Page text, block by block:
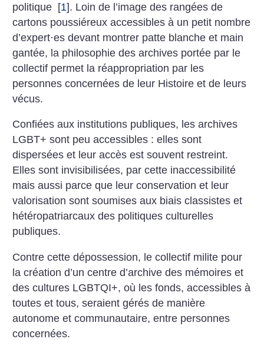
politique [1]. Loin de l’image des rangées de
cartons poussiéreux accessibles à un petit nombre
d’expert·es devant montrer patte blanche et main
gantée, la philosophie des archives portée par le
collectif permet la réappropriation par les
personnes concernées de leur Histoire et de leurs
vécus.
Confiées aux institutions publiques, les archives
LGBT+ sont peu accessibles : elles sont
dispersées et leur accès est souvent restreint.
Elles sont invisibilisées, par cette inaccessibilité
mais aussi parce que leur conservation et leur
valorisation sont soumises aux biais classistes et
hétéropatriarcaux des politiques culturelles
publiques.
Contre cette dépossession, le collectif milite pour
la création d’un centre d’archive des mémoires et
des cultures LGBTQI+, où les fonds, accessibles à
toutes et tous, seraient gérés de manière
autonome et communautaire, entre personnes
concernées.